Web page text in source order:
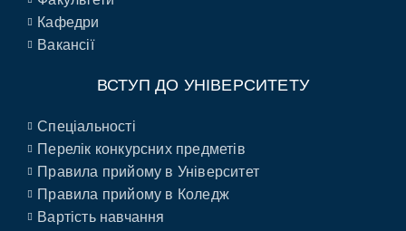
Кафедри
Вакансії
ВСТУП ДО УНІВЕРСИТЕТУ
Спеціальності
Перелік конкурсних предметів
Правила прийому в Університет
Правила прийому в Коледж
Вартість навчання